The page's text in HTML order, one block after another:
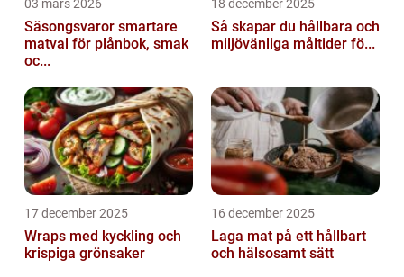
03 mars 2026
Säsongsvaror smartare
matval för plånbok, smak
oc...
18 december 2025
Så skapar du hållbara och
miljövänliga måltider fö...
17 december 2025
Wraps med kyckling och
krispiga grönsaker
16 december 2025
Laga mat på ett hållbart
och hälsosamt sätt